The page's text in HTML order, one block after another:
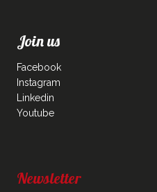
Join us
Facebook
Instagram
Linkedin
Youtube
Newsletter